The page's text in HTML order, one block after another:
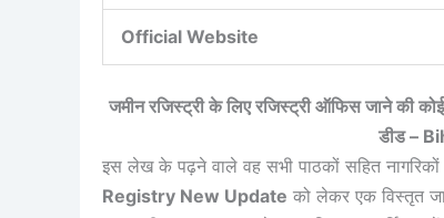
Official Website
जमीन रजिस्ट्री के लिए रजिस्ट्री ऑफिस जाने की
डीड –
इस लेख के पढ़ने वाले वह सभी पाठकों सहित
Registry New Update को लेकर एक विस्तृत